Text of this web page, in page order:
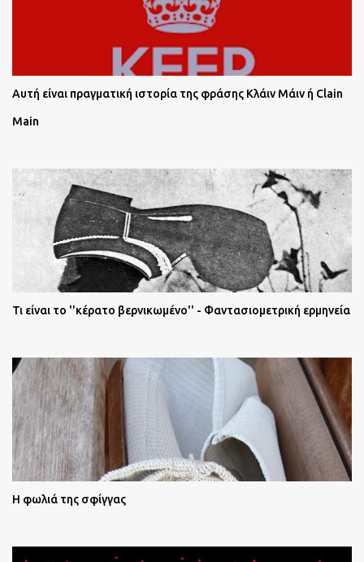
Αυτή είναι πραγματική ιστορία της φράσης Κλάιν Μάιν ή Clain
Main
Τι είναι το ''κέρατο βερνικωμένο'' - Φαντασιομετρική ερμηνεία
Η φωλιά της σφίγγας